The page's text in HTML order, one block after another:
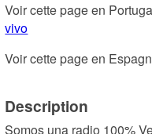
Voir cette page en
vivo
Voir cette page en
Description
Somos una radio 100%